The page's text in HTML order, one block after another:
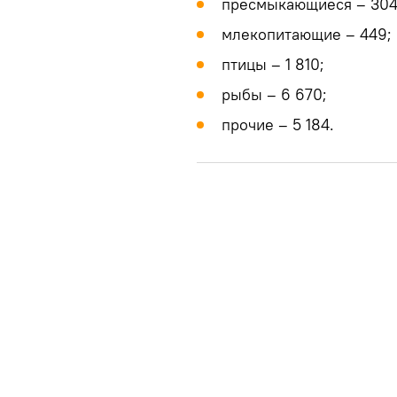
пресмыкающиеся –
млекопитающие – 449;
птицы – 1 810;
рыбы – 6 670;
прочие – 5 184.